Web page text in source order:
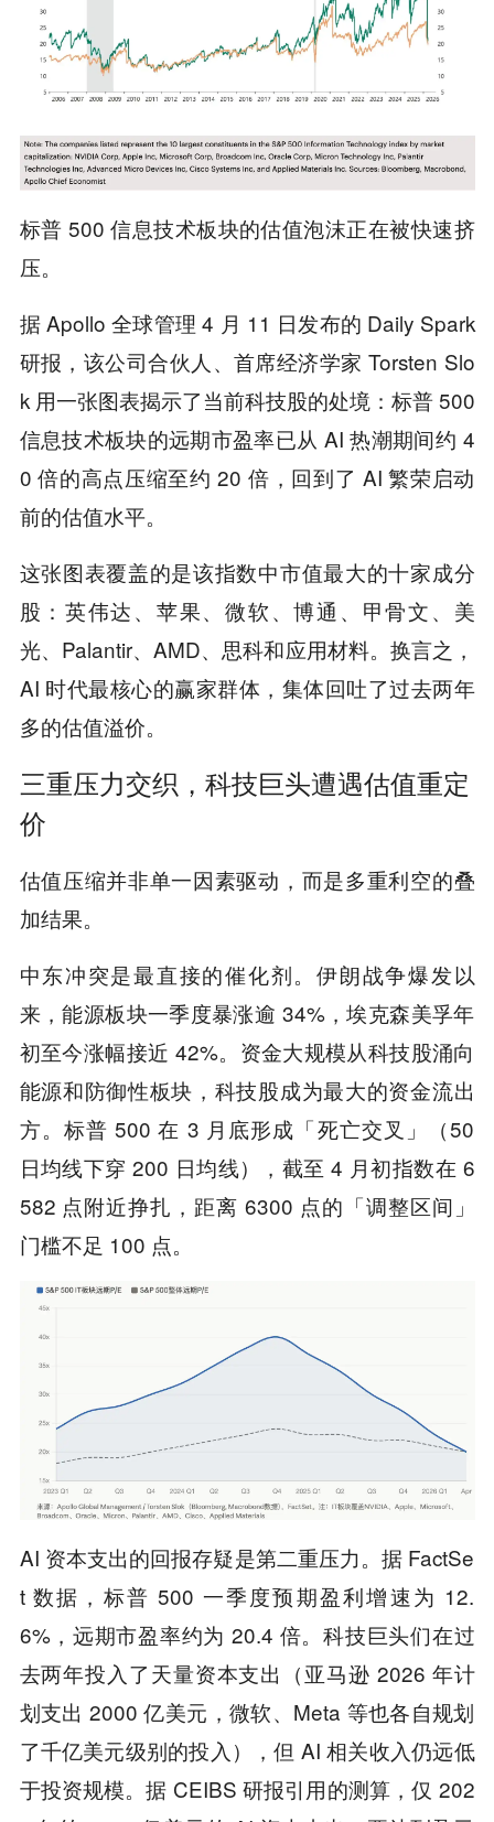
标普 500 信息技术板块的估值泡沫正在被快速挤
压。
据 Apollo 全球管理 4 月 11 日发布的 Daily Spark
研报，该公司合伙人、首席经济学家 Torsten Slo
k 用一张图表揭示了当前科技股的处境：标普 500
信息技术板块的远期市盈率已从 AI 热潮期间约 4
0 倍的高点压缩至约 20 倍，回到了 AI 繁荣启动
前的估值水平。
这张图表覆盖的是该指数中市值最大的十家成分
股：英伟达、苹果、微软、博通、甲骨文、美
光、Palantir、AMD、思科和应用材料。换言之，
AI 时代最核心的赢家群体，集体回吐了过去两年
多的估值溢价。
三重压力交织，科技巨头遭遇估值重定
价
估值压缩并非单一因素驱动，而是多重利空的叠
加结果。
中东冲突是最直接的催化剂。伊朗战争爆发以
来，能源板块一季度暴涨逾 34%，埃克森美孚年
初至今涨幅接近 42%。资金大规模从科技股涌向
能源和防御性板块，科技股成为最大的资金流出
方。标普 500 在 3 月底形成「死亡交叉」（50
日均线下穿 200 日均线），截至 4 月初指数在 6
582 点附近挣扎，距离 6300 点的「调整区间」
门槛不足 100 点。
AI 资本支出的回报存疑是第二重压力。据 FactSe
t 数据，标普 500 一季度预期盈利增速为 12.
6%，远期市盈率约为 20.4 倍。科技巨头们在过
去两年投入了天量资本支出（亚马逊 2026 年计
划支出 2000 亿美元，微软、Meta 等也各自规划
了千亿美元级别的投入），但 AI 相关收入仍远低
于投资规模。据 CEIBS 研报引用的测算，仅 202